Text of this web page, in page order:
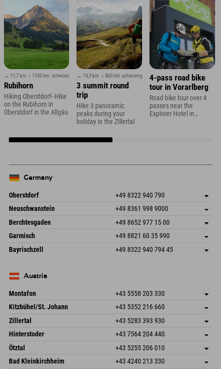
↔ 11,7 km ↕ 1100 hm schwierig
Rubihorn
Hiking Oberstdorf- Hike
on the Rubihorn in
Oberstdorf in the Allgäu
↔ 14,3 km ↕ 860 hm schwierig
3 summit round
trip
Hike 3 panoramic
peaks during your
holiday in the Zillertal
4-pass road bike
tour in Vorarlberg
Road bike tour over 4
passes near the
Explorer Hotel in
Germany
Oberstdorf +49 8322 940 790
An der Breitach 3
Germany
save address
Booking
Neuschwanstein +49 8361 998 9000
An der Riese 45
87484 Nesselwang im Allgäu
Germany
save address
arrival info
Booking
Berchtesgaden +49 8652 977 15 00
Hofreitstr. 7
Germany
save address
Booking
Garmisch +49 8821 60 35 990
Frickenstraße 22
82490 Farchant
save address
arrival info
Bayrischzell +49 8322 940 794 45
Germany
Austria
Montafon +43 5558 203 330
Dorfstr. 127b
6793 Gaschurn/Montafon
Austria
save address
Booking
Kitzbühel/St. Johann +43 5352 216 660
Speckbacherstraße 87
6380 St. Johann in Tirol
Austria
save address
arrival info
Booking
Zillertal +43 5283 393 930
Schmiedau 2
Austria
save address
Booking
Hinterstoder +43 7564 204 440
Freizeitpark 10
4573 Hinterstoder
Austria
save address
arrival info
Booking
Ötztal +43 5255 206 010
Gscheat 14
save address
Bad Kleinkirchheim +43 4240 213 330